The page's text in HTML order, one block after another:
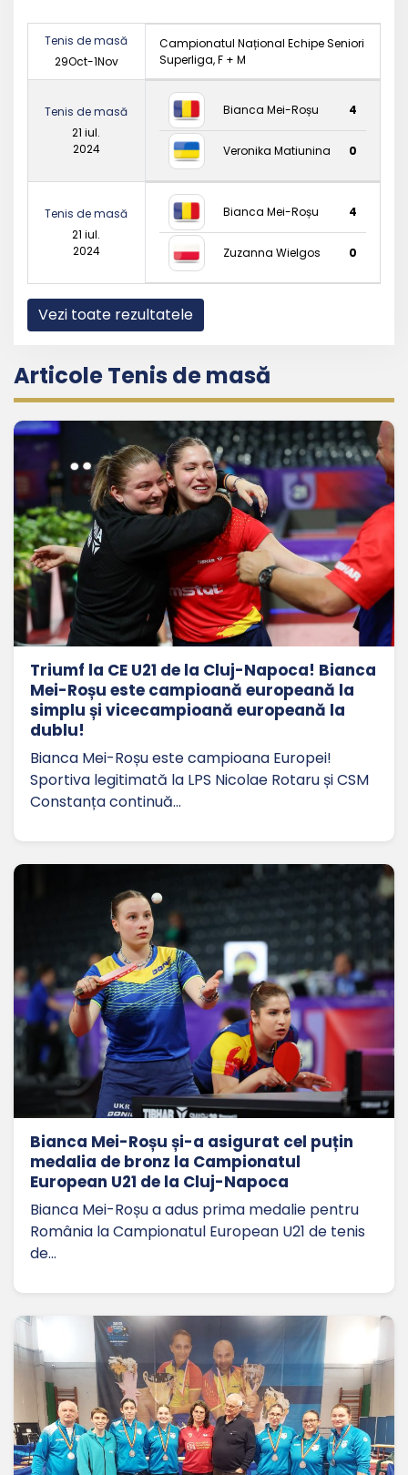
Tenis de masă
29Oct-1Nov
Campionatul Național Echipe Seniori
Superliga, F + M
Tenis de masă
21 iul.
2024
Bianca Mei-Roșu 4
Veronika Matiunina 0
Tenis de masă
21 iul.
2024
Bianca Mei-Roșu 4
Zuzanna Wielgos 0
Vezi toate rezultatele
Articole Tenis de masă
Triumf la CE U21 de la Cluj-Napoca! Bianca
Mei-Roșu este campioană europeană la
simplu și vicecampioană europeană la
dublu!
Bianca Mei-Roșu este campioana Europei!
Sportiva legitimată la LPS Nicolae Rotaru și CSM
Constanța continuă…
Bianca Mei-Roșu și-a asigurat cel puțin
medalia de bronz la Campionatul
European U21 de la Cluj-Napoca
Bianca Mei-Roșu a adus prima medalie pentru
România la Campionatul European U21 de tenis
de…